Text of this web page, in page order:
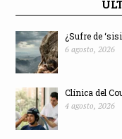
¿Sufre de
6 agosto, 2026
Clínica del
4 agosto, 2026